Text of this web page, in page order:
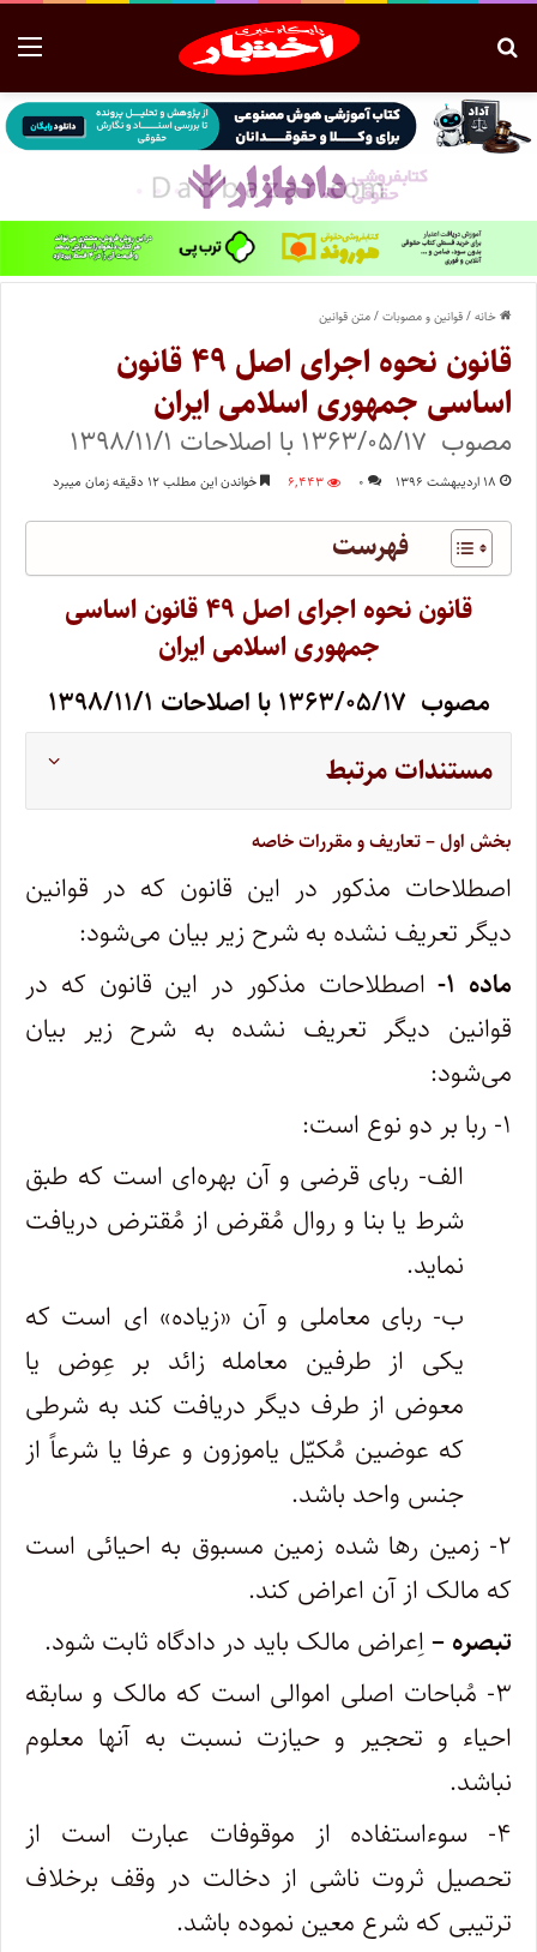
خانه/قوانین و مصوبات/متن قوانین
قانون نحوه اجرای اصل ۴۹ قانون
اساسی جمهوری اسلامی ایران
مصوب ۱۳۶۳/۰۵/۱۷ با اصلاحات ۱۳۹۸/۱۱/۱
۱۸ اردیبهشت ۱۳۹۶ ۰ ۶,۴۴۳ خواندن این مطلب ۱۲ دقیقه زمان میبرد
فهرست
قانون نحوه اجرای اصل ۴۹ قانون اساسی
جمهوری اسلامی ایران
مصوب ۱۳۶۳/۰۵/۱۷ با اصلاحات ۱۳۹۸/۱۱/۱
مستندات مرتبط
بخش اول – تعاریف و مقررات خاصه
اصطلاحات مذکور در این قانون که در قوانین
دیگر تعریف نشده به شرح زیر بیان می‌شود:
ماده ۱-
اصطلاحات مذکور در این قانون که در
قوانین دیگر تعریف نشده به شرح زیر بیان
می‌شود:
۱- ربا بر دو نوع است:
الف- ربای قرضی و آن بهره‌ای است که طبق
شرط یا بنا و روال مُقرض از مُقترض دریافت
نماید.
ب- ربای معاملی و آن «زیاده» ‌ای است که
یکی از طرفین معامله زائد بر عِوض یا
معوض از طرف دیگر دریافت کند به شرطی
که عوضین مُکیّل یا‌موزون و عرفا یا شرعاً از
جنس واحد باشد.
۲- زمین رها شده زمین مسبوق به احیائی است
که مالک از آن اعراض کند.
تبصره –اِعراض مالک باید در دادگاه ثابت شود.
۳- مُباحات اصلی اموالی است که مالک و سابقه
احیاء و تحجیر و حیازت نسبت به آنها معلوم
نباشد.
۴- سوءاستفاده از موقوفات عبارت است از
تحصیل ثروت ناشی از دخالت در وقف برخلاف
ترتیبی که شرع معین نموده باشد.